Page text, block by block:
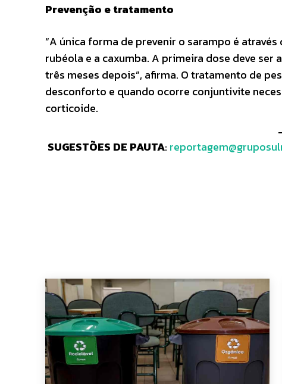
Prevenção e tratamento
“A única forma de prevenir o sarampo é
rubéola e a caxumba. A primeira dose deve ser
três meses depois”, afirma. O tratamento de
desconforto e quando ocorre conjuntivite
corticoide.
SUGESTÕES DE PAUTA: